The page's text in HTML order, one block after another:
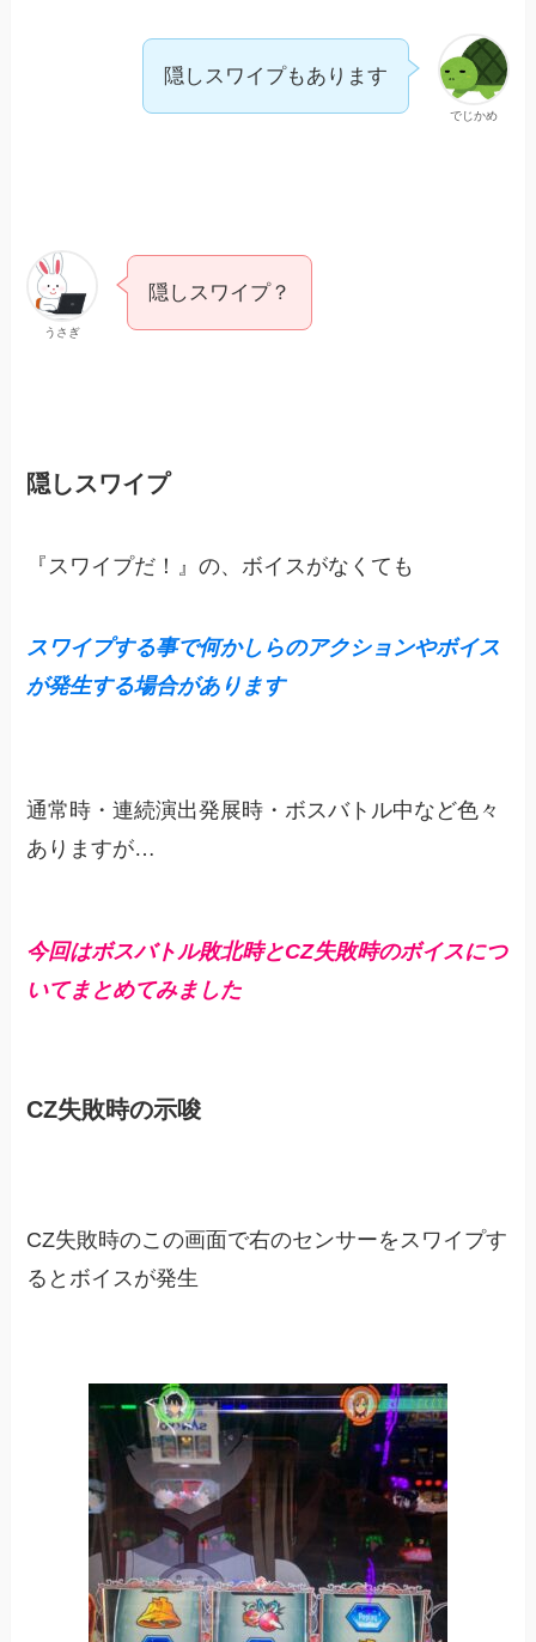
でじかめ
隠しスワイプもあります
うさぎ
隠しスワイプ？
隠しスワイプ
『スワイプだ！』の、ボイスがなくても
スワイプする事で何かしらのアクションやボイス
が発生する場合があります
通常時・連続演出発展時・ボスバトル中など色々
ありますが…
今回はボスバトル敗北時とCZ失敗時のボイスにつ
いてまとめてみました
CZ失敗時の示唆
CZ失敗時のこの画面で右のセンサーをスワイプす
るとボイスが発生